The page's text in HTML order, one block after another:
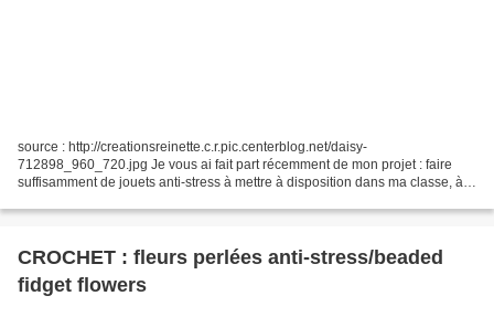
source : http://creationsreinette.c.r.pic.centerblog.net/daisy-
712898_960_720.jpg Je vous ai fait part récemment de mon projet : faire
suffisamment de jouets anti-stress à mettre à disposition dans ma classe, à
CROCHET : fleurs perlées anti-stress/beaded
fidget flowers